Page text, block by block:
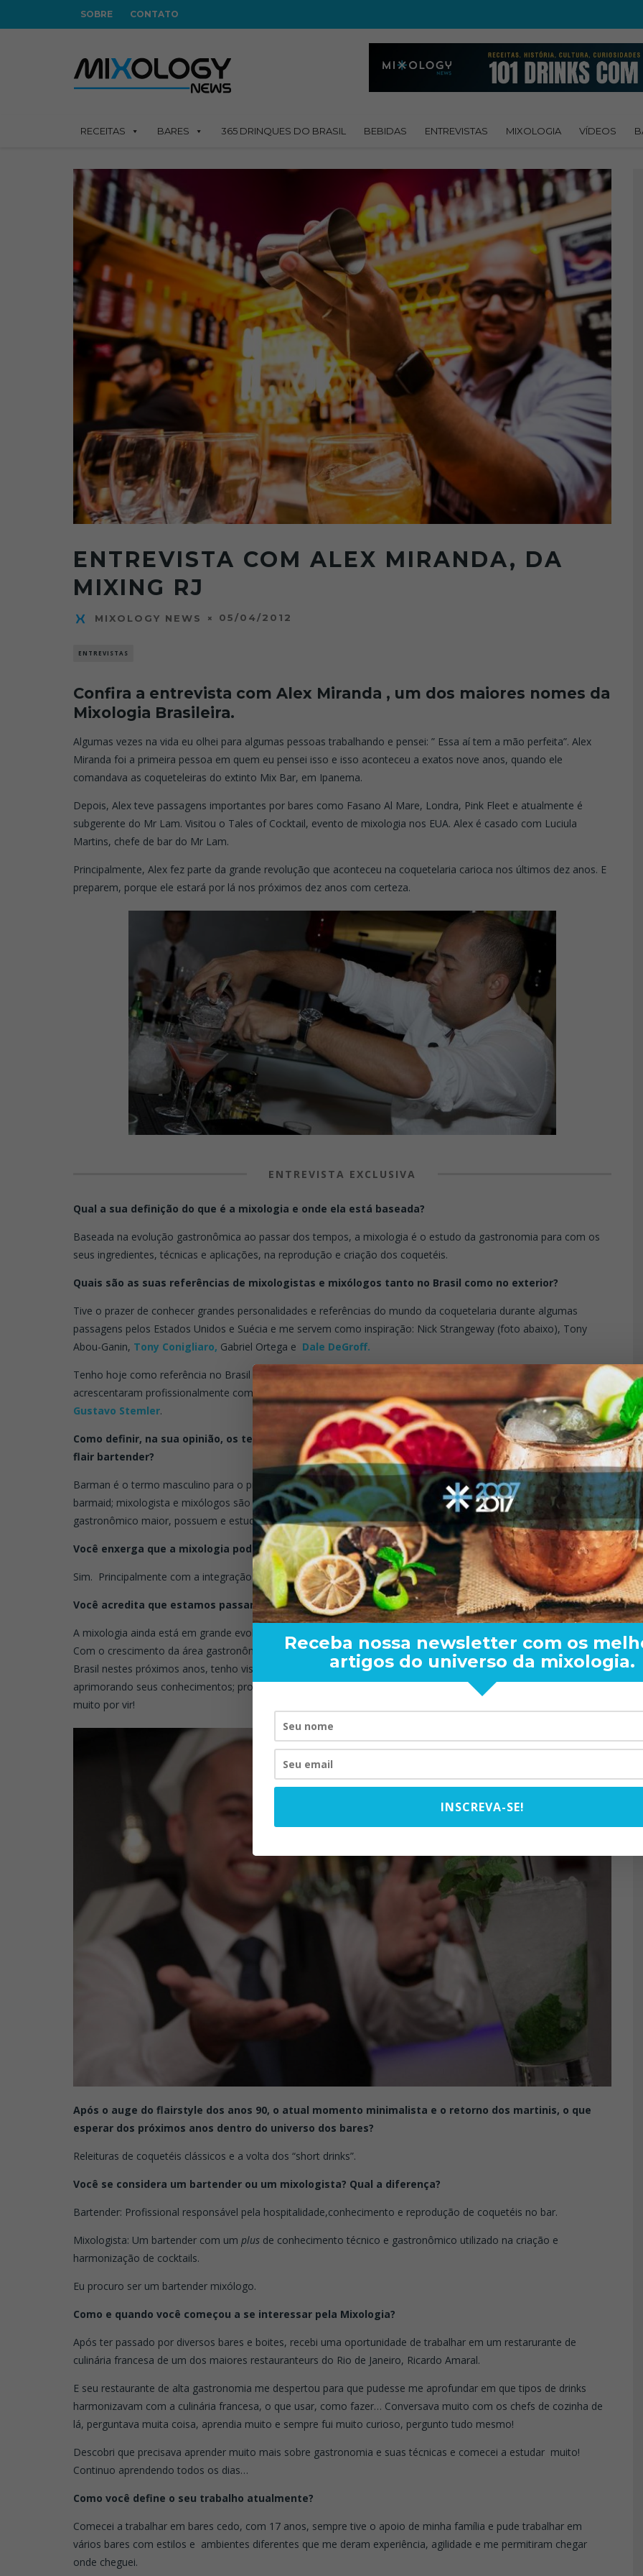
SOBRE CONTATO
RECEITAS BARES 365 DRINQUES DO BRASIL BEBIDAS ENTREVISTAS MIXOLOGIA VÍDEOS
ENTREVISTA COM ALEX MIRANDA, DA
MIXING RJ
MIXOLOGY NEWS 05/04/2012
ENTREVISTAS
Confira a entrevista com Alex Miranda , um dos maiores nomes da
Mixologia Brasileira.
Algumas vezes na vida eu olhei para algumas pessoas trabalhando e pensei: ” Essa aí tem a mão perfeita”. Alex
Miranda foi a primeira pessoa em quem eu pensei isso e isso aconteceu a exatos nove anos, quando ele
comandava as coqueteleiras do extinto Mix Bar, em Ipanema.
Depois, Alex teve passagens importantes por bares como Fasano Al Mare, Londra, Pink Fleet e atualmente é
subgerente do Mr Lam. Visitou o Tales of Cocktail, evento de mixologia nos EUA. Alex é casado com Luciula
Martins, chefe de bar do Mr Lam.
Principalmente, Alex fez parte da grande revolução que aconteceu na coquetelaria carioca nos últimos dez anos. E
preparem, porque ele estará por lá nos próximos dez anos com certeza.
ENTREVISTA EXCLUSIVA
Qual a sua definição do que é a mixologia e onde ela está baseada?
Baseada na evolução gastronômica ao passar dos tempos, a mixologia é o estudo da gastronomia para com os
seus ingredientes, técnicas e aplicações, na reprodução e criação dos coquetéis.
Quais são as suas referências de mixologistas e mixólogos tanto no Brasil como no exterior?
Tive o prazer de conhecer grandes personalidades e referências do mundo da coquetelaria durante algumas
passagens pelos Estados Unidos e Suécia e me servem como inspiração: Nick Strangeway (foto abaixo), Tony
Abou-Ganin, Tony Conigliaro, Gabriel Ortega e Dale DeGroff.
Tenho hoje como referência no Brasil mixologistas que admiro muito como profissionais e pessoas, que muito me
acrescentaram profissionalmente como você
Marco de La Roche
Rafael Pizanti, Lelo Forti, Luciula Martins e
Gustavo Stemler.
Como definir, na sua opinião, os termos adequados como mixologista, mixólogo, barman, bartender e
flair bartender?
Barman é o termo masculino para o profissional do bar; bartender é o termo unissex que identifica barman e
barmaid; mixologista e mixólogos são os bartenders que além de ter obrigatoriamente um conhecimento
gastronômico maior, possuem e estudam técnicas para a compreensão, aplicação e criação dos coquetéis.
Você enxerga que a mixologia pode auxiliar o dia a dia dos profissionais de bar? De que maneira?
Sim. Principalmente com a integração entre Cozinha com o Bar.
Você acredita que estamos passando pelo “boom da mixologia” e estamos próximos do seu auge?
A mixologia ainda está em grande evolução e acredito que nos próximos anos deve chegar ao seu auge no Brasil.
Com o crescimento da área gastronômica devido principalmente aos grandes eventos que serão realizados no
Brasil nestes próximos anos, tenho visto novos, mais experientes e bons profissionais já se especializando e
aprimorando seus conhecimentos; procurando entender o que é a mixologia, seu conceito, base, história.Ainda há
muito por vir!
Após o auge do flairstyle dos anos 90, o atual momento minimalista e o retorno dos martinis, o que
esperar dos próximos anos dentro do universo dos bares?
Releituras de coquetéis clássicos e a volta dos “short drinks”.
Você se considera um bartender ou um mixologista? Qual a diferença?
Bartender: Profissional responsável pela hospitalidade,conhecimento e reprodução de coquetéis no bar.
Mixologista: Um bartender com um plus de conhecimento técnico e gastronômico utilizado na criação e
harmonização de cocktails.
Eu procuro ser um bartender mixólogo.
Como e quando você começou a se interessar pela Mixologia?
Após ter passado por diversos bares e boites, recebi uma oportunidade de trabalhar em um restarurante de
culinária francesa de um dos maiores restauranteurs do Rio de Janeiro, Ricardo Amaral.
E seu restaurante de alta gastronomia me despertou para que pudesse me aprofundar em que tipos de drinks
harmonizavam com a culinária francesa, o que usar, como fazer… Conversava muito com os chefs de cozinha de
lá, perguntava muita coisa, aprendia muito e sempre fui muito curioso, pergunto tudo mesmo!
Descobri que precisava aprender muito mais sobre gastronomia e suas técnicas e comecei a estudar muito!
Continuo aprendendo todos os dias…
Como você define o seu trabalho atualmente?
Comecei a trabalhar em bares cedo, com 17 anos, sempre tive o apoio de minha família e pude trabalhar em
vários bares com estilos e ambientes diferentes que me deram experiência, agilidade e me permitiram chegar
onde cheguei.
RAND BARTENDER: DE BOA
VISTA PARA O MUNDO
TOM OLIVEIRA –
EXCLUSIVA
Receba nossa newsletter com os
artigos do universo da mixologia.
INSCREVA-SE!